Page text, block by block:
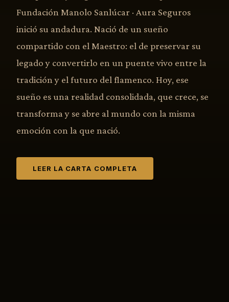
Fundación Manolo Sanlúcar · Aura Seguros
inició su andadura. Nació de un sueño
compartido con el Maestro: el de preservar su
legado y convertirlo en un puente vivo entre la
tradición y el futuro del flamenco. Hoy, ese
sueño es una realidad consolidada, que crece, se
transforma y se abre al mundo con la misma
emoción con la que nació.
LEER LA CARTA COMPLETA